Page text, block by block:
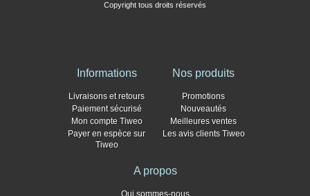
Copyright tous droits réservés
Informations
Livraisons et retours
Paiement sécurisé
Mon compte Tiweo
Payer en espèce sur
Tiweo
Nos produits
Promotions
Nouveautés
Meilleures ventes
Les avis clients Tiweo
A propos
Qui sommes-nous